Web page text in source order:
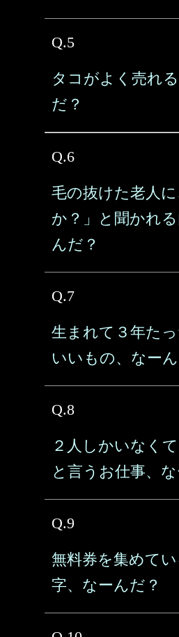
Q.5
タコがよく売れ
だ？
Q.6
毛の抜けた老人
か？」と聞かれ
んだ？
Q.7
生まれて３年た
いいもの、なーん
Q.8
２人しかいなく
と言うお仕事、
Q.9
無料券を集めて
字、なーんだ？